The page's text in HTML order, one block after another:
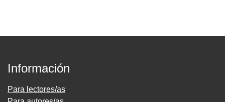
Información
Para lectores/as